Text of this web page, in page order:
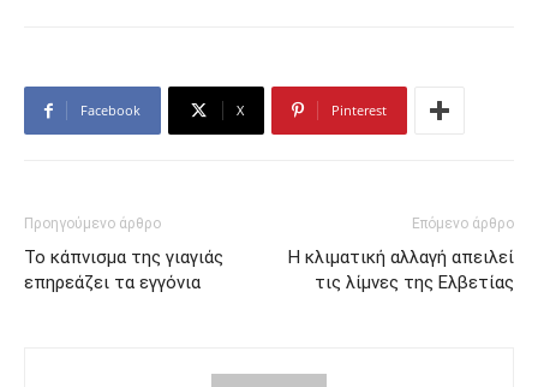
Facebook X Pinterest
Προηγούμενο άρθρο
Το κάπνισμα της γιαγιάς
επηρεάζει τα εγγόνια
Επόμενο άρθρο
Η κλιματική αλλαγή απειλεί
τις λίμνες της Ελβετίας